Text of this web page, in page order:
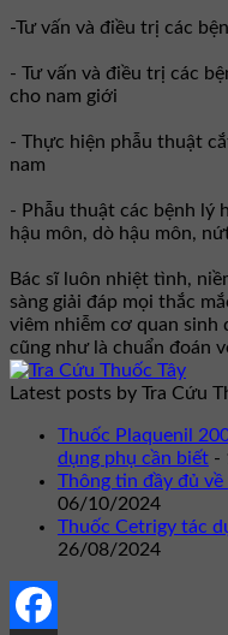
-Tư vấn và điều trị các
- Tư vấn và điều trị các
cho nam giới
- Thực hiện phẫu thuật
nam
- Phẫu thuật các bệnh lý
hậu môn, dò hậu môn,
Bác sĩ luôn nhiệt tình,
sàng giải đáp mọi thắc
viêm nhiễm cơ quan sinh
cũng như là chuẩn đoán
Latest posts by Tra Cứu
Thuốc Plaquenil
dụng phụ cần biết -
Thông tin đầy đủ
06/10/2024
Thuốc Cetrigy tác
26/08/2024